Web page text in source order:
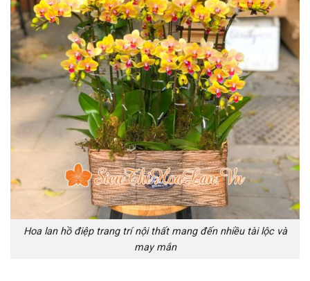
Hoa lan hồ điệp trang trí nội thất mang đến nhiều tài lộc và
may mắn